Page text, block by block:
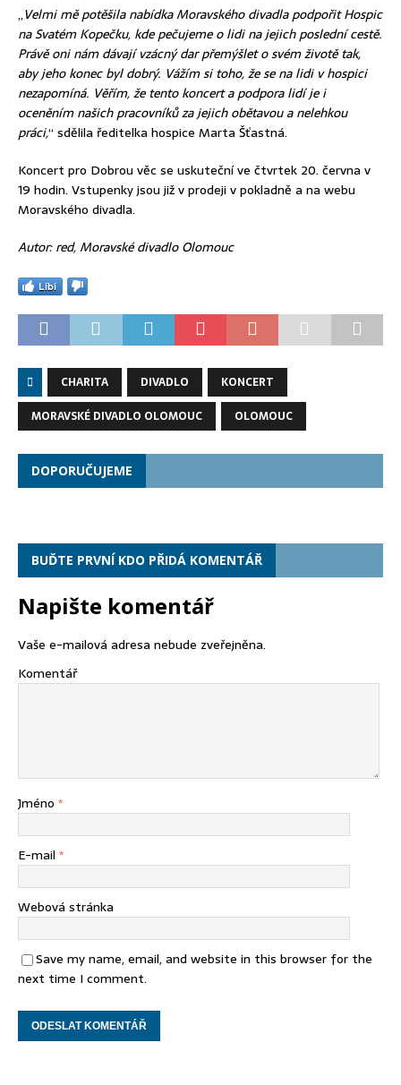
„Velmi mě potěšila nabídka Moravského divadla podpořit Hospic
na Svatém Kopečku, kde pečujeme o lidi na jejich poslední cestě.
Právě oni nám dávají vzácný dar přemýšlet o svém životě tak,
aby jeho konec byl dobrý. Vážím si toho, že se na lidi v hospici
nezapomíná. Věřím, že tento koncert a podpora lidí je i
oceněním našich pracovníků za jejich obětavou a nelehkou
práci,“ sdělila ředitelka hospice Marta Šťastná.
Koncert pro Dobrou věc se uskuteční ve čtvrtek 20. června v
19 hodin. Vstupenky jsou již v prodeji v pokladně a na webu
Moravského divadla.
Autor: red, Moravské divadlo Olomouc
Líbí
CHARITA DIVADLO
KONCERT
MORAVSKÉ DIVADLO OLOMOUC
OLOMOUC
DOPORUČUJEME
BUĎTE PRVNÍ KDO PŘIDÁ KOMENTÁŘ
Napište komentář
Vaše e-mailová adresa nebude zveřejněna.
Komentář
Jméno *
E-mail *
Webová stránka
Save my name, email, and website in this browser for the
next time I comment.